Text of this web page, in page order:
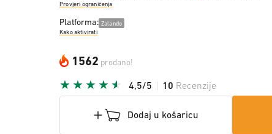
Provjeri ograničenja
Platforma: Zalando
Kako aktivirati
1562 prodano!
4,5/5 10 Recenzije
Dodaj u košaricu